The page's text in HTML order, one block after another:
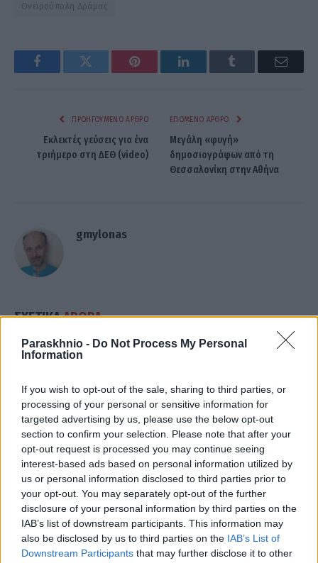
Paraskhnio - Do Not Process My Personal
Information
If you wish to opt-out of the sale, sharing to third parties, or
processing of your personal or sensitive information for
targeted advertising by us, please use the below opt-out
section to confirm your selection. Please note that after your
opt-out request is processed you may continue seeing
interest-based ads based on personal information utilized by
us or personal information disclosed to third parties prior to
your opt-out. You may separately opt-out of the further
disclosure of your personal information by third parties on the
IAB’s list of downstream participants. This information may
also be disclosed by us to third parties on the IAB’s List of
Downstream Participants that may further disclose it to other
Ονειρούπολη Δράμας
FacebookTwitter Pinterest LinkedInTumblr Email
ΠΡΟΗΓΟΎΜΕΝΟ ΆΡΘΡΟ
Εκλεκτές γεύσεις για ένα
τριήμερο στη ΔΕΘ (video)
ΕΠΌΜΕΝΟ ΆΡΘΡΟ
Μεγάλη «φυγή»
δημοσιογράφων από τη
Θεσσαλονίκη στην Αθήνα
gmylonas
ΣΧΕΤΙΚΑΑΡΘΡΑ